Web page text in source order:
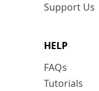
Support Us
HELP
FAQs
Tutorials